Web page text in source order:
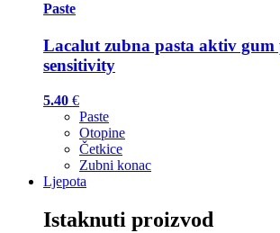
Paste
Lacalut zubna pasta aktiv
sensitivity
5.40 €
Paste
Otopine
Četkice
Zubni konac
Ljepota
Istaknuti proizvod